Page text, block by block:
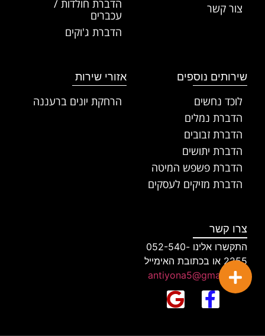
צור קשר
הדברת חולדות /
עכברים
הדברת ג'וקים
שירותים נוספים
לוכד נחשים
הדברת נמלים
הדברת זבובים
הדברת יתושים
הדברת פשפש המיטה
הדברת מזיקים לעסקים
אזורי שירות
הרחקת יונים ברעננה
צרו קשר
התקשרו אלינו 052-540-
2255 או בכתובת האימייל
antiyona5@gmail.com